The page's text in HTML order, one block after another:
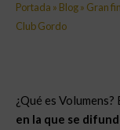
Portada » Blog» Gran
Club Gordo
¿Qué es Volumens?
en la que se